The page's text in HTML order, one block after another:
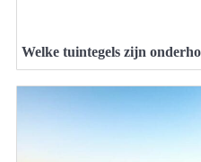
Welke tuintegels zijn